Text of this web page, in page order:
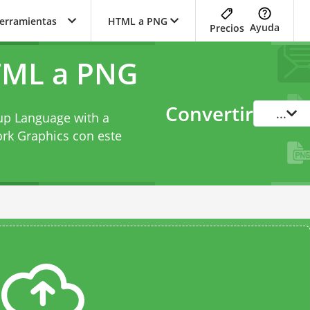
HTML a PNG
Precios Ayuda
a PNG
Language with a
Graphics con este
Convertir ...